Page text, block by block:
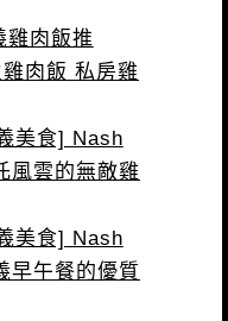
雞肉飯推
肉飯 私房雞
美食] Nash
風雲的無敵雞
美食] Nash
早午餐的優質